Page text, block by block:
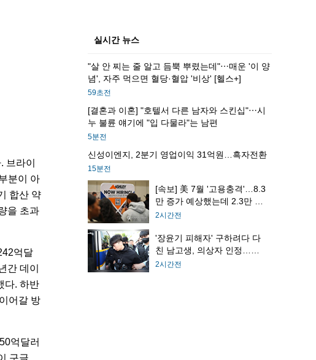
브라이
분이 아
합산 약
을 초과
억달
간 데이
다. 하반
어갈 방
억달러
실시간 뉴스
"살 안 찌는 줄 알고 듬뿍 뿌렸는데"⋯매운 '이 양
념', 자주 먹으면 혈당·혈압 '비상' [헬스+]
59초전
[결혼과 이혼] "호텔서 다른 남자와 스킨십"⋯시
누 불륜 얘기에 "입 다물라"는 남편
5분전
신성이엔지, 2분기 영업이익 31억원…흑자전환
15분전
[속보] 美 7월 '고용충격'…8.3
만 증가 예상했는데 2.3만 감
소
2시간전
'장윤기 피해자' 구하려다 다
친 남고생, 의상자 인정…국
가 지원
2시간전